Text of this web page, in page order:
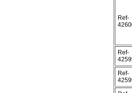
Ref-
Ref-
Ref-